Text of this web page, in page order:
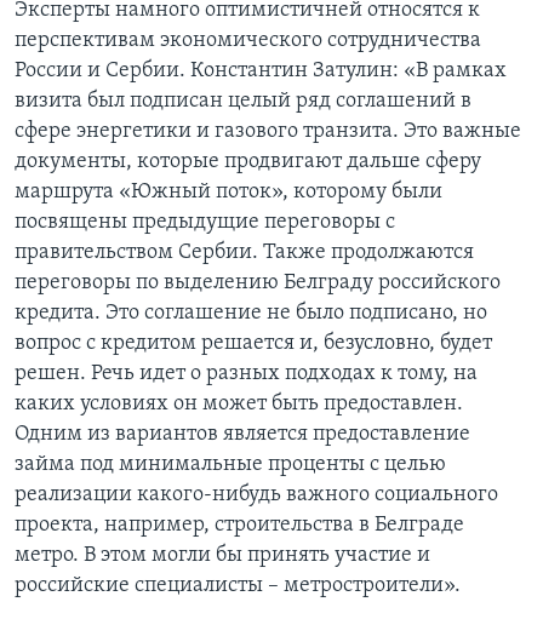
Эксперты намного оптимистичней относятся к
перспективам экономического сотрудничества
России и Сербии. Константин Затулин: «В рамках
визита был подписан целый ряд соглашений в
сфере энергетики и газового транзита. Это важные
документы, которые продвигают дальше сферу
маршрута «Южный поток», которому были
посвящены предыдущие переговоры с
правительством Сербии. Также продолжаются
переговоры по выделению Белграду российского
кредита. Это соглашение не было подписано, но
вопрос с кредитом решается и, безусловно, будет
решен. Речь идет о разных подходах к тому, на
каких условиях он может быть предоставлен.
Одним из вариантов является предоставление
займа под минимальные проценты с целью
реализации какого-нибудь важного социального
проекта, например, строительства в Белграде
метро. В этом могли бы принять участие и
российские специалисты – метростроители».